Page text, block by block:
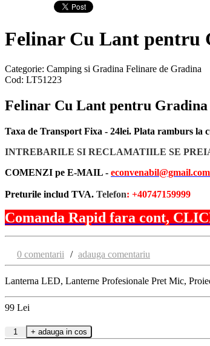
Felinar Cu Lant pentru
Categorie: Camping si Gradina Felinare de Gradina
Cod: LT51223
Felinar Cu Lant pentru Gradina
Taxa de Transport Fixa - 24lei. Plata ramburs
INTREBARILE SI RECLAMATIILE SE
COMENZI pe E-MAIL - econvenabil@gmail.com
Preturile includ TVA. Telefon: +40747159999
Comanda Rapid fara cont,
0 comentarii / adauga comentariu
Lanterna LED, Lanterne Profesionale Pret Mic,
99 Lei